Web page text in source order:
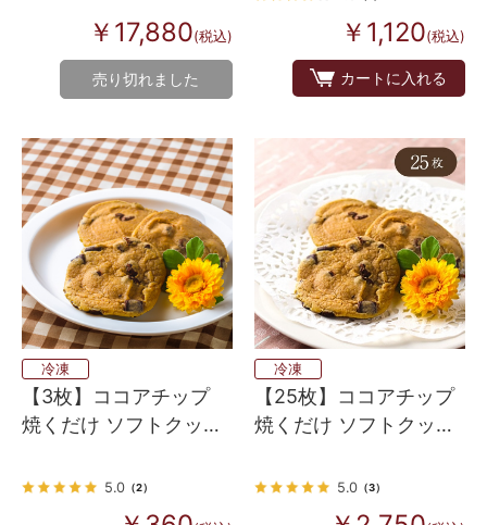
￥17,880(税込)
売り切れました
￥1,120(税込)
カートに入れる
冷凍
【3枚】ココアチップ
焼くだけ ソフトクッキ
ームメイドタイプ）
5.0（2）
冷凍
【25枚】ココアチップ
焼くだけ ソフトクッキ
ームメイドタイプ）
5.0（3）